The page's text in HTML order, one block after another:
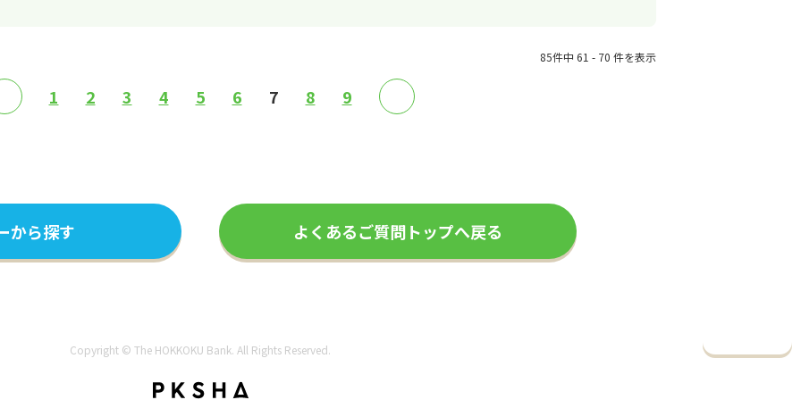
85件中 61 - 70 件を表示
1 2 3 4 5 6 7 8 9
から探す よくあるご質問トップへ戻る
Copyright © The HOKKOKU Bank. All Rights Reserved.